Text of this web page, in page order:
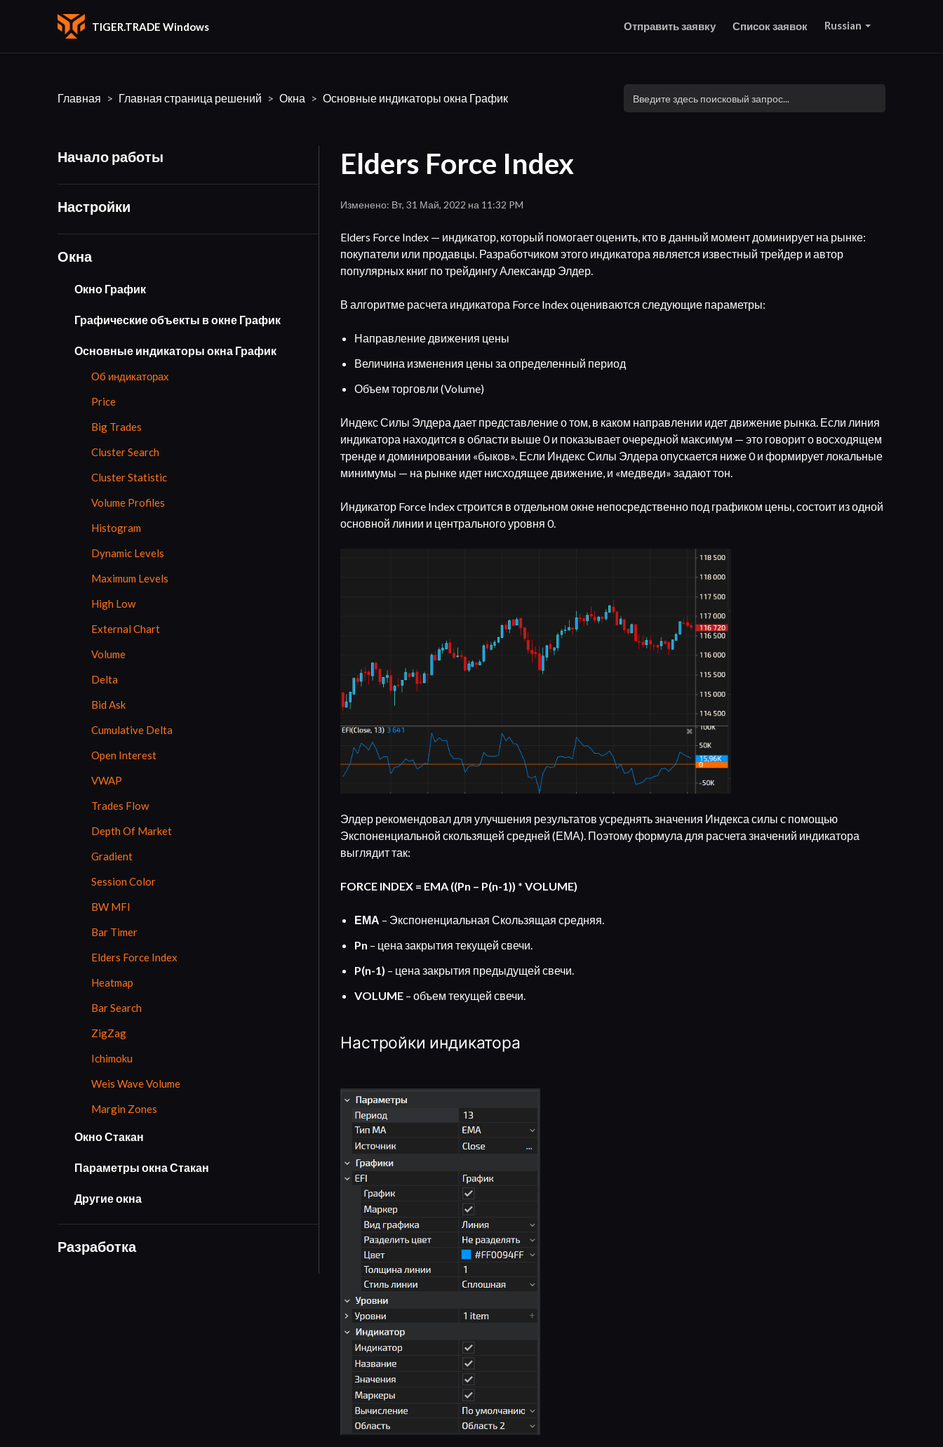
TIGER.TRADE Windows Отправить заявку Список заявок Russian
Главная Главная страница решений Окна Основные индикаторы окна График
Начало работы
Настройки
Окна
Окно График
Графические объекты в окне График
Основные индикаторы окна График
Об индикаторах
Price
Big Trades
Cluster Search
Cluster Statistic
Volume Profiles
Histogram
Dynamic Levels
Maximum Levels
High Low
External Chart
Volume
Delta
Bid Ask
Cumulative Delta
Open Interest
VWAP
Trades Flow
Depth Of Market
Gradient
Session Color
BW MFI
Bar Timer
Elders Force Index
Heatmap
Bar Search
ZigZag
Ichimoku
Weis Wave Volume
Margin Zones
Окно Стакан
Параметры окна Стакан
Другие окна
Разработка
Elders Force Index
Изменено: Вт, 31 Май, 2022 на 11:32 PM
Elders Force Index — индикатор, который помогает оценить, кто в данный момент доминирует на рынке:
покупатели или продавцы. Разработчиком этого индикатора является известный трейдер и автор
популярных книг по трейдингу Александр Элдер.
В алгоритме расчета индикатора Force Index оцениваются следующие параметры:
Направление движения цены
Величина изменения цены за определенный период
Объем торговли (Volume)
Индекс Силы Элдера дает представление о том, в каком направлении идет движение рынка. Если линия
индикатора находится в области выше 0 и показывает очередной максимум — это говорит о восходящем
тренде и доминировании «быков». Если Индекс Силы Элдера опускается ниже 0 и формирует локальные
минимумы — на рынке идет нисходящее движение, и «медведи» задают тон.
Индикатор Force Index строится в отдельном окне непосредственно под графиком цены, состоит из одной
основной линии и центрального уровня 0.
Элдер рекомендовал для улучшения результатов усреднять значения Индекса силы с помощью
Экспоненциальной скользящей средней (ЕМА). Поэтому формула для расчета значений индикатора
выглядит так:
FORCE INDEX = EMA ((Pn – P(n-1)) * VOLUME)
ЕМА – Экспоненциальная Скользящая средняя.
Pn – цена закрытия текущей свечи.
P(n-1) – цена закрытия предыдущей свечи.
VOLUME – объем текущей свечи.
Настройки индикатора